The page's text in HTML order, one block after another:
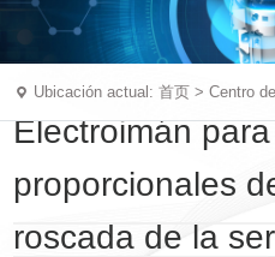
Ubicación actual: 首页 > Centro
Electroimán
proporcionales
roscada de la